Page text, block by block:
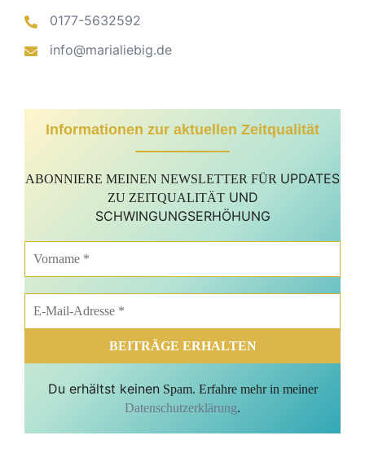
0177-5632592
info@marialiebig.de
Informationen zur aktuellen Zeitqualität
ABONNIERE MEINEN NEWSLETTER FÜR UPDATES
ZU ZEITQUALITÄTUND
SCHWINGUNGSERHÖHUNG
Du erhältst keinenSpam. Erfahre mehr in meiner
Datenschutzerklärung.